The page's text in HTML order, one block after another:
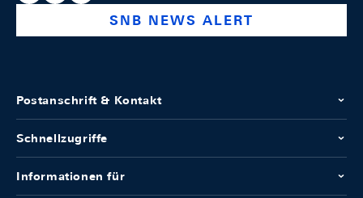
SNB NEWS ALERT
Postanschrift & Kontakt
Schnellzugriffe
Informationen für